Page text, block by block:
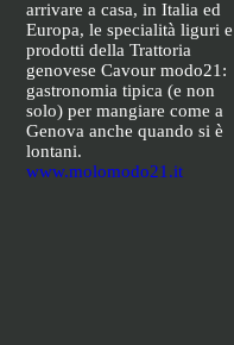
arrivare a casa, in Italia ed
Europa, le specialità liguri
prodotti della Trattoria
genovese Cavour modo21:
gastronomia tipica (e non
solo) per mangiare come a
Genova anche quando si è
lontani.
www.molomodo21.it